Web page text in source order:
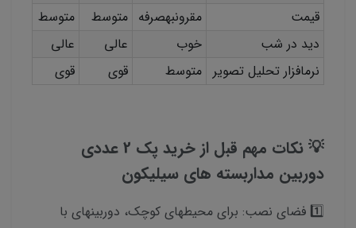
قیمت
مقرونبهصرفه متوسط
متوسط
دید در شب
خوب عالی
عالی
نرمافزار تحلیل تصویر متوسط قوی قوی
💡 نکات مهم قبل از خرید پک 2 عددی
دوربین مداربسته های سیلیکون
1️⃣ فضای نصب: برای محیطهای کوچک، دوربینهای با